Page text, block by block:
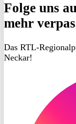
Folge uns
mehr
Das RTL-
Neckar!
Instagram